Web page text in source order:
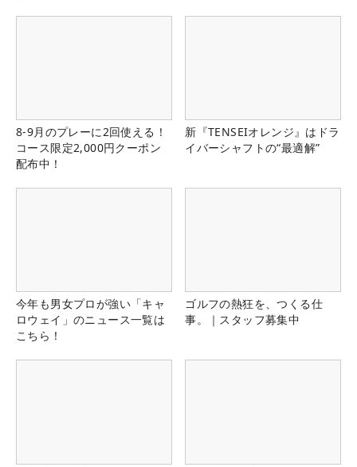
8-9月のプレーに2回使える！
コース限定2,000円クーポン
配布中！
新『TENSEIオレンジ』はドラ
イバーシャフトの“最適解”
今年も男女プロが強い「キャ
ロウェイ」のニュース一覧は
こちら！
ゴルフの熱狂を、つくる仕
事。｜スタッフ募集中